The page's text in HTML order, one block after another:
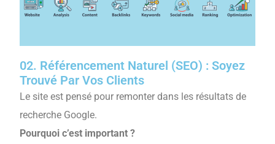
02. Référencement Naturel (SEO) : Soyez
Trouvé Par Vos Clients
Le site est pensé pour remonter dans les résultats de
recherche Google.
Pourquoi c’est important ?